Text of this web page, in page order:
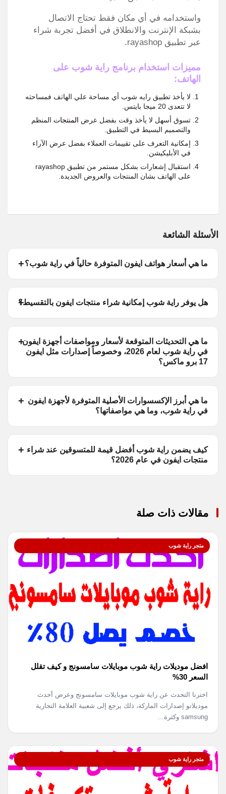
واستخدامه في أي مكان فقط تحتاج الاتصال
بشبكة الإنترنت والانطلاق في أفضل تجربة شراء
عبر تطبيق rayashop.
مميزات استخدام برنامج راية شوب على
الهاتف:
لا يأخذ تطبيق رايه شوب أي مساحة علي الهاتف فمساحته
لا تتعدى 20 ميجا بايتس.
تسوق أسهل لا يأخذ وقت بفضل عرض المنتجات المنظم
والتصميم البسيط في التطبيق.
إمكانية التعرف على تقييمات العملاء بفضل عرض الآراء
في الأبليكيشن.
استقبال إشعارات بشكل مستمر من تطبيق rayashop
على الهاتف بشان المنتجات والعروض الجديدة.
الأسئلة الشائعة
ما هي أسعار هواتف ايفون المتوفرة حالياً في راية شوب؟
هل يوفر راية شوب إمكانية شراء منتجات ايفون بالتقسيط؟
ما هي التحديثات المتوقعة لأسعار ومواصفات أجهزة ايفون
في راية شوب لعام 2026، وخصوصاً إصدارات مثل ايفون
17 برو ماكس؟
ما هي أبرز الإكسسوارات الأصلية المتوفرة لأجهزة ايفون
في راية شوب، وما هي مواصفاتها؟
كيف يضمن راية شوب أفضل قيمة للمتسوقين عند شراء
منتجات ايفون في عام 2026؟
مقالات ذات صلة
متجر راية شوب
افضل موديلات راية شوب موبايلات سامسونج و كيف تقلل
السعر 30%
اخترنا التحدث عن راية شوب موبايلات سامسونج وعرض أحدث
موديلاتو إصدارات الماركة، ذلك يرجع إلى شعبية العلامة التجارية
samsung وكثرة...
متجر راية شوب